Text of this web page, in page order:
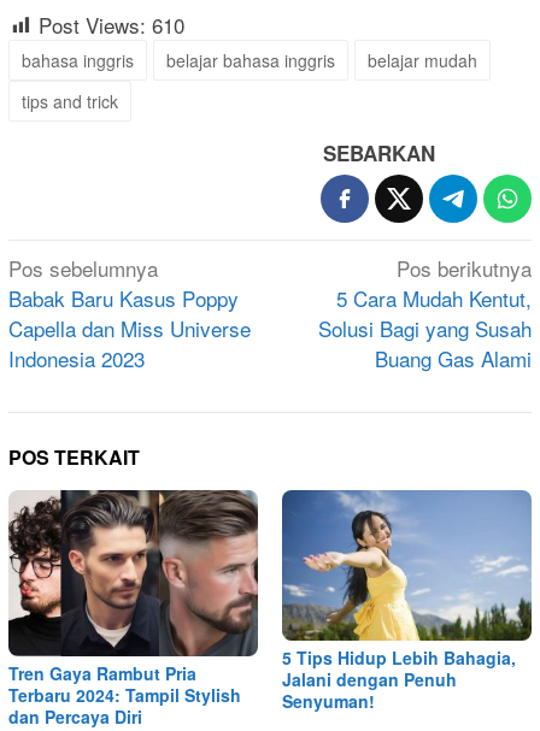
Post Views: 610
bahasa inggris belajar bahasa inggris
belajar mudah
tips and trick
SEBARKAN
Navigasi
pos
Pos sebelumnya
Babak Baru Kasus Poppy
Capella dan Miss Universe
Indonesia 2023
Pos berikutnya
5 Cara Mudah Kentut,
Solusi Bagi yang Susah
Buang Gas Alami
POS TERKAIT
Tren Gaya Rambut Pria
Terbaru 2024: Tampil Stylish
dan Percaya Diri
5 Tips Hidup Lebih Bahagia,
Jalani dengan Penuh
Senyuman!